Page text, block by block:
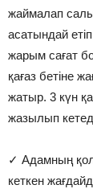
жаймалап
асатындай
жарым сағат
қағаз бетіне
жатыр. 3 күн
жазылып
✓ Адамның
кеткен